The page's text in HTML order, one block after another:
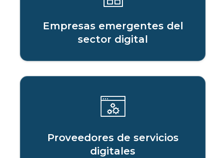
Empresas emergentes del
sector digital
Proveedores de servicios
digitales